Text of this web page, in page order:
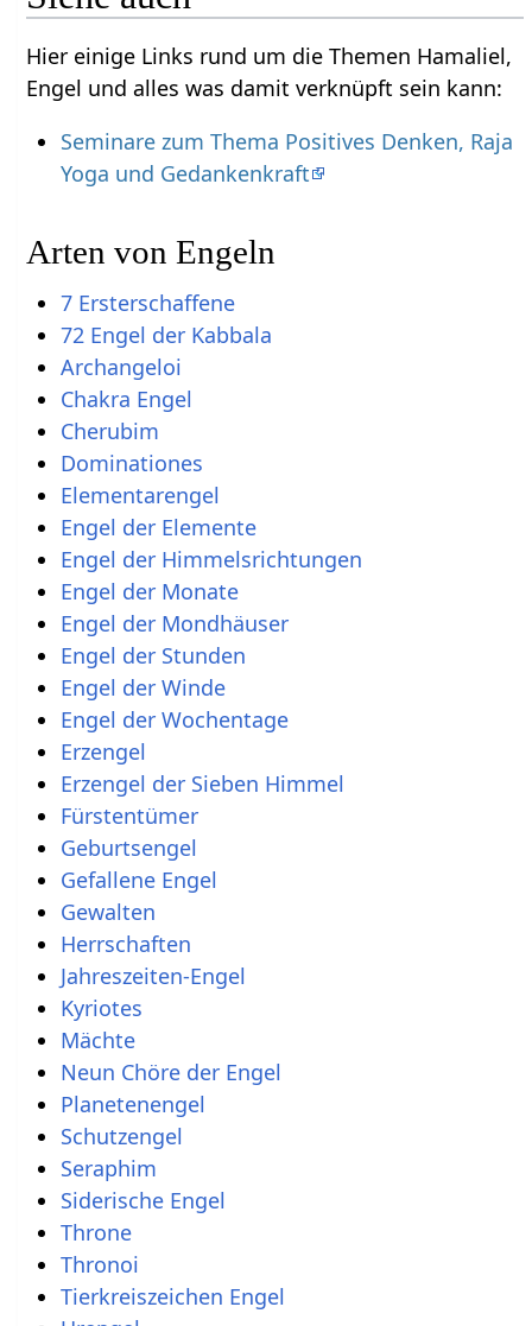
Hier einige Links rund um die Themen Hamaliel,
Engel und alles was damit verknüpft sein kann:
Seminare zum Thema Positives Denken, Raja
Yoga und Gedankenkraft
Arten von Engeln
7 Ersterschaffene
72 Engel der Kabbala
Archangeloi
Chakra Engel
Cherubim
Dominationes
Elementarengel
Engel der Elemente
Engel der Himmelsrichtungen
Engel der Monate
Engel der Mondhäuser
Engel der Stunden
Engel der Winde
Engel der Wochentage
Erzengel
Erzengel der Sieben Himmel
Fürstentümer
Geburtsengel
Gefallene Engel
Gewalten
Herrschaften
Jahreszeiten-Engel
Kyriotes
Mächte
Neun Chöre der Engel
Planetenengel
Schutzengel
Seraphim
Siderische Engel
Throne
Thronoi
Tierkreiszeichen Engel